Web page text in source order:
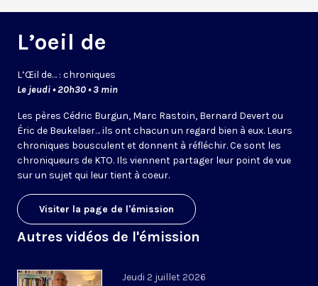
L’oeil de
L’Œil de… : chroniques
Le jeudi • 20h30 • 3 min
Les pères Cédric Burgun, Marc Rastoin, Bernard Devert ou
Éric de Beukelaer… ils ont chacun un regard bien à eux. Leurs
chroniques bousculent et donnent à réfléchir. Ce sont les
chroniqueurs de KTO. Ils viennent partager leur point de vue
sur un sujet qui leur tient à coeur.
Visiter la page de l'émission
Autres vidéos de l'émission
Jeudi 2 juillet 2026